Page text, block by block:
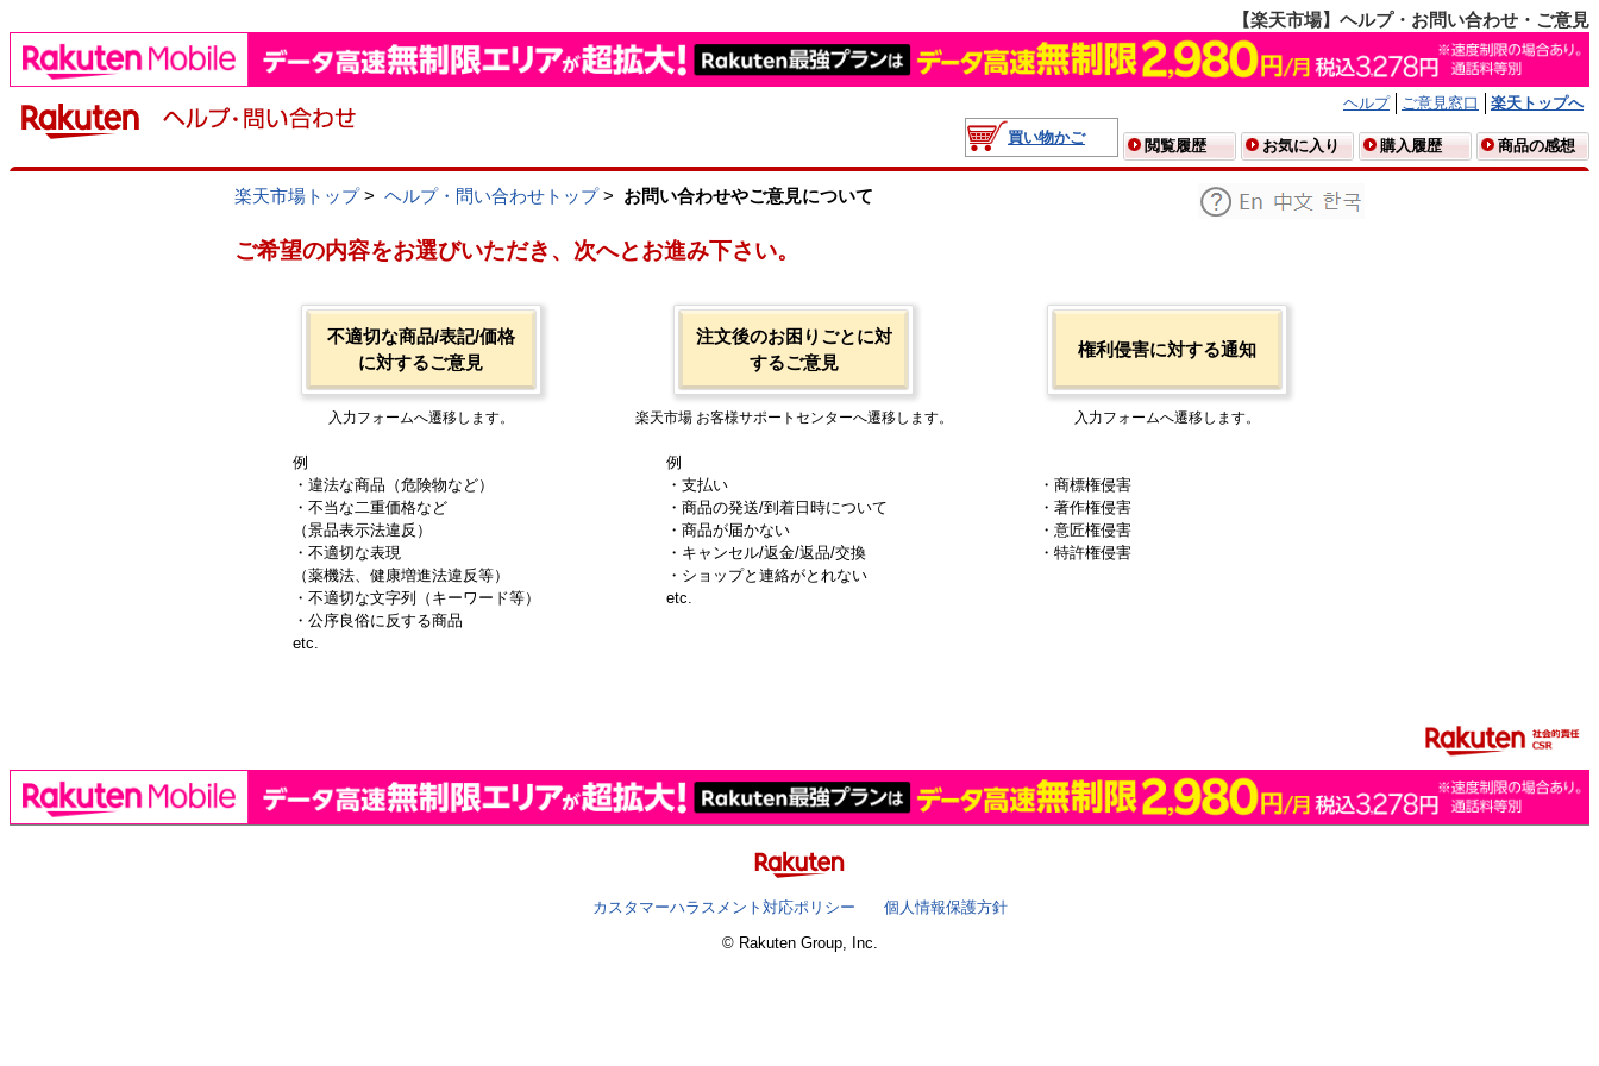
【楽天市場】ヘルプ・お問い合わせ・ご意見
ヘルプ ご意見窓口
楽天トップへ
買い物かご
閲覧履歴 お気に入り 購入履歴 商品の感想
楽天市場トップ> ヘルプ・問い合わせトップ> お問い合わせやご意見について
ご希望の内容をお選びいただき、次へとお進み下さい。
不適切な商品/表記/価格
に対するご意見
入力フォームへ遷移します。
例
・違法な商品（危険物など）
・不当な二重価格など
（景品表示法違反）
・不適切な表現
（薬機法、健康増進法違反等）
・不適切な文字列（キーワード等）
・公序良俗に反する商品
etc.
注文後のお困りごとに対
するご意見
楽天市場 お客様サポートセンターへ遷移します。
例
・支払い
・商品の発送/到着日時について
・商品が届かない
・キャンセル/返金/返品/交換
・ショップと連絡がとれない
etc.
権利侵害に対する通知
入力フォームへ遷移します。
・商標権侵害
・著作権侵害
・意匠権侵害
・特許権侵害
カスタマーハラスメント対応ポリシー
個人情報保護方針
© Rakuten Group, Inc.